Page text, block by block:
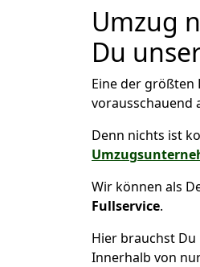
Umzug
Du
Eine der größten
vorausschauend
Denn nichts ist
Wir können als
Fullservice.
Hier brauchst Du
Innerhalb von